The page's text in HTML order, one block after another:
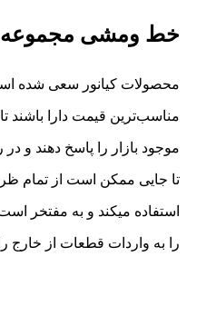
خط ومشی مجموعه
محصولات کیانور سعی شده است
مناسب‌ترین قیمت دارا باشند تا
موجود بازار را پاسخ دهند و
تا جایی ممکن است از تمام
استفاده میکند و به مفتخر
را به واردات قطعات از خارج